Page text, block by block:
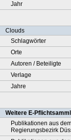
Jahr
Clouds
Schlagwörter
Orte
Autoren / Beteiligte
Verlage
Jahre
Weitere E-
Publikationen aus
Regierungsbezirk